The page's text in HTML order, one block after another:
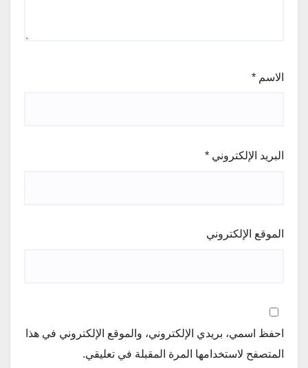
الاسم *
البريد الإلكتروني *
الموقع الإلكتروني
احفظ اسمي، بريدي الإلكتروني، والموقع الإلكتروني في هذا
المتصفح لاستخدامها المرة المقبلة في تعليقي.